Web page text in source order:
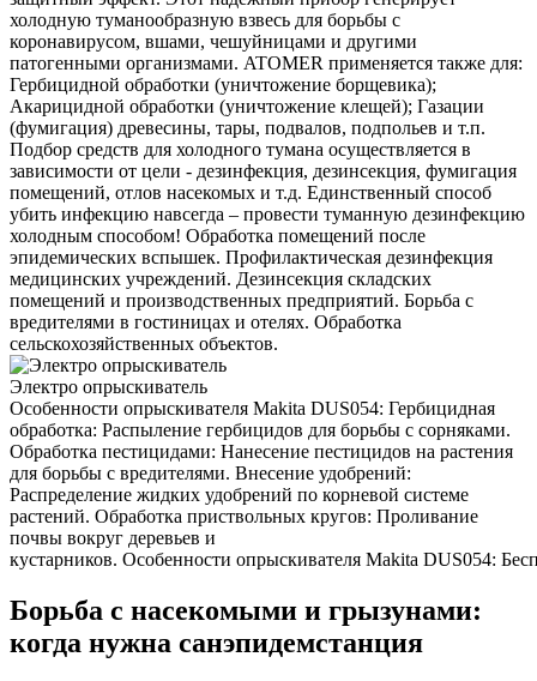
холодную туманообразную взвесь для борьбы с
коронавирусом, вшами, чешуйницами и другими
патогенными организмами. ATOMER применяется также для:
Гербицидной обработки (уничтожение борщевика);
Акарицидной обработки (уничтожение клещей); Газации
(фумигация) древесины, тары, подвалов, подпольев и т.п.
Подбор средств для холодного тумана осуществляется в
зависимости от цели - дезинфекция, дезинсекция, фумигация
помещений, отлов насекомых и т.д. Единственный способ
убить инфекцию навсегда – провести туманную дезинфекцию
холодным способом! Обработка помещений после
эпидемических вспышек. Профилактическая дезинфекция
медицинских учреждений. Дезинсекция складских
помещений и производственных предприятий. Борьба с
вредителями в гостиницах и отелях. Обработка
сельскохозяйственных объектов.
Электро опрыскиватель
Особенности опрыскивателя Makita DUS054: Гербицидная
обработка: Распыление гербицидов для борьбы с сорняками.
Обработка пестицидами: Нанесение пестицидов на растения
для борьбы с вредителями. Внесение удобрений:
Распределение жидких удобрений по корневой системе
растений. Обработка приствольных кругов: Проливание
почвы вокруг деревьев и
кустарников. Особенности опрыскивателя Makita DUS054:
Борьба с насекомыми и грызунами:
когда нужна санэпидемстанция